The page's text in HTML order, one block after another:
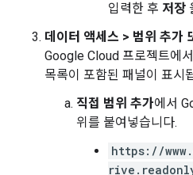
입력한 후 저장
데이터 액세스 > 범위 추가
Google Cloud 프로젝트에
목록이 포함된 패널이 표시
직접 범위 추가에서
위를 붙여넣습니다.
https://